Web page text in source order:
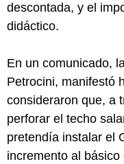
descontada, y el
didáctico.
En un comunicado,
Petrocini, manifestó
consideraron que, a
perforar el techo
pretendía instalar el
incremento al